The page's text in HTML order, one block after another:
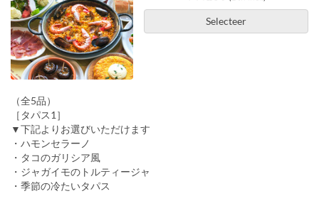
Selecteer
（全5品）
［タパス1］
▼下記よりお選びいただけます
・ハモンセラーノ
・タコのガリシア風
・ジャガイモのトルティージャ
・季節の冷たいタパス